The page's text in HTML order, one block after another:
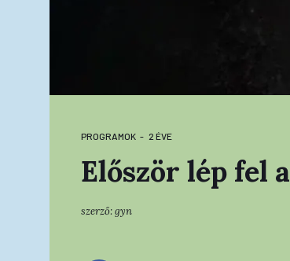
PROGRAMOK 2 ÉVE
Először lép fel
szerző:gyn